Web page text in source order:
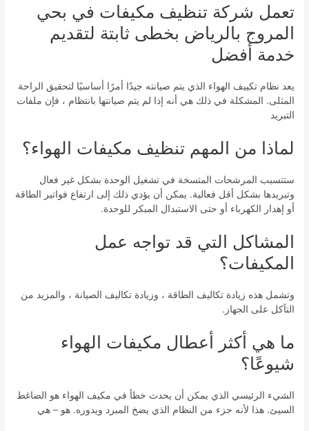
تعمل شركة تنظيف مكيفات في بحي
المروج بالرياض بخطى ثابتة لتقديم
خدمة أفضل
يعد نظام تكييف الهواء الذي يتم صيانته جيدًا أمرًا أساسيًا لتحقيق الراحة
المثلى. المشكلة في ذلك هي أنه إذا لم يتم صيانتها بانتظام ، فإن ملفات
التبريد
لماذا من المهم تنظيف مكيفات الهواء؟
ستتسبب المرشحات المتسخة في تشغيل الوحدة بشكل غير فعال
وتبريدها بشكل أقل فعالية. يمكن أن يؤدي ذلك إلى ارتفاع فواتير الطاقة
أو إهدار الكهرباء أو حتى الاستبدال المبكر للوحدة.
المشاكل التي قد تواجه عمل
المكيفات؟
وتشمل هذه زيادة تكاليف الطاقة ، وزيادة تكاليف الصيانة ، والمزيد من
التآكل على الجهاز.
ما هي أكثر أعطال مكيفات الهواء
شيوعًا؟
الشيء الرئيسي الذي يمكن أن يحدث خطأ في مكيف الهواء هو الضاغط
السيئ. هذا لأنه جزء من النظام الذي يضخ المبرد ويدوره. هو – هي